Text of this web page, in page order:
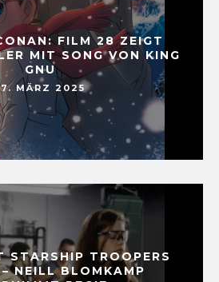
FILM 28 ZEIGT
MIT SONG VON KING
GNU
MÄRZ 2025
STARSHIP TROOPERS
NEILL BLOMKAMP